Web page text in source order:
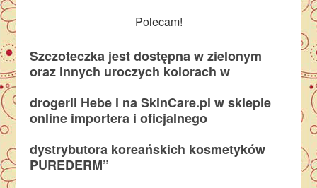
Polecam!
Szczoteczka jest dostępna w zielonym
oraz innych uroczych kolorach w
drogerii Hebe i na SkinCare.pl w sklepie
online importera i oficjalnego
dystrybutora koreańskich kosmetyków
PUREDERM”